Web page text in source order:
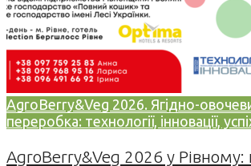
AgroBerry&Veg 2026. Ягідно-
переробка: технології, інновації,
AgroBerry&Veg 2026 у Рівному: